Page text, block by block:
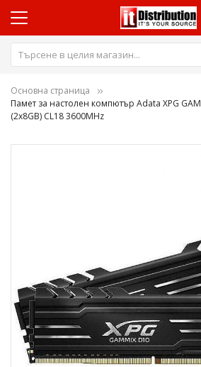
Основна страница
Памет за настолен компютър Adata XPG
(2x8GB) CL18 3600MHz